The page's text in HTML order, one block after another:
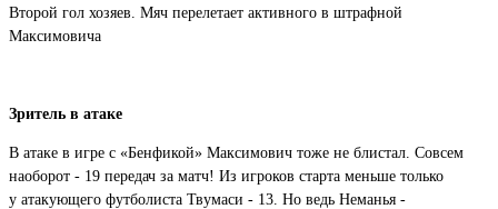
Второй гол хозяев. Мяч перелетает активного в штрафной
Максимовича
Зритель в атаке
В атаке в игре с «Бенфикой» Максимович тоже не блистал. Совсем
наоборот - 19 передач за матч! Из игроков старта меньше только
у атакующего футболиста Твумаси - 13. Но ведь Неманья -